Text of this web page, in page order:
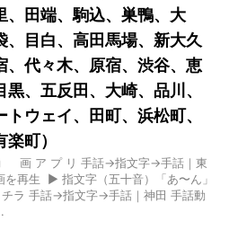
、田端、駒込、巣鴨、大
、目白、高田馬場、新大久
、代々木、原宿、渋谷、恵
黒、五反田、大崎、品川、
トウェイ、田町、浜松町、
町）
画 ア プ リ 手話→指文字→手話｜東
を再生 ▶ 指文字（五十音）「あ〜ん」
チラ 手話→指文字→手話｜神田 手話動